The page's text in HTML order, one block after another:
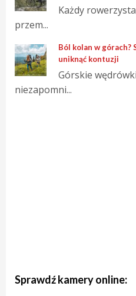
Każdy
przem...
Ból kolan w górach?
uniknąć kontuzji
Górskie
niezapomni...
Sprawdź kamery online: